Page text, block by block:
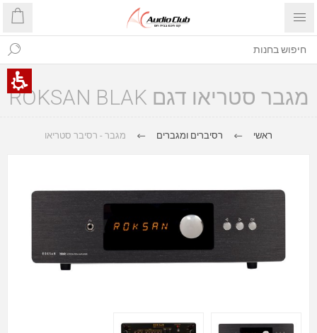
מגבר סטריאו דגם ROKSAN BLAK
ראשי רסיברים ומגברים מגבר - רסיבר סטריאו